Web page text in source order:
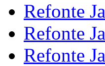
Refonte
Refonte
Refonte